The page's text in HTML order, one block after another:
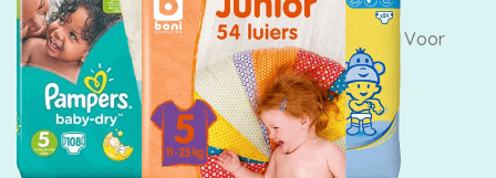
Pampers
Extra
korting
Voor